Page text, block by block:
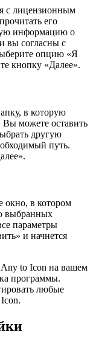
с лицензионным
его
информацию о
вы согласны с
опцию «Я
кнопку «Далее».
в которую
Вы можете оставить
другую
путь.
окно, в котором
выбранных
параметры
и начнется
to Icon на вашем
программы.
любые